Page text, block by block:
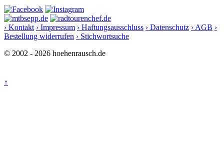
› Kontakt › Impressum › Haftungsausschluss › Datenschutz › AGB ›
Bestellung widerrufen › Stichwortsuche
© 2002 - 2026 hoehenrausch.de
↑